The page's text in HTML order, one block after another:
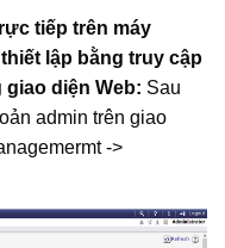
tiếp trên máy
lập bằng truy cập
diện Web: Sau
admin trên giao
->